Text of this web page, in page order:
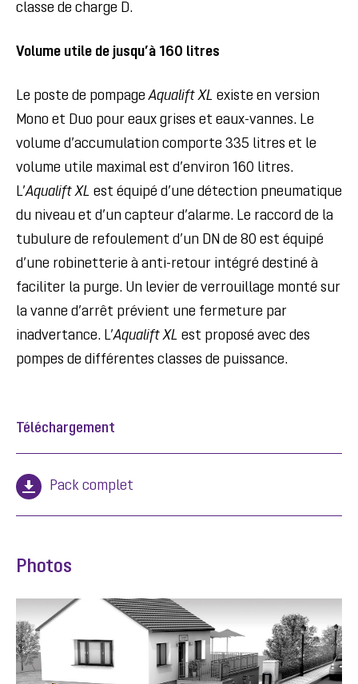
classe de charge D.
Volume utile de jusqu’à 160 litres
Le poste de pompageAqualift XL existe en version
Mono et Duo pour eaux grises et eaux-vannes. Le
volume d’accumulation comporte 335 litres et le
volume utile maximal est d’environ 160 litres.
L’Aqualift XL est équipé d’une détection pneumatique
du niveau et d’un capteur d’alarme. Le raccord de la
tubulure de refoulement d’un DN de 80 est équipé
d’une robinetterie à anti-retour intégré destiné à
faciliter la purge. Un levier de verrouillage monté sur
la vanne d’arrêt prévient une fermeture par
inadvertance. L’Aqualift XL est proposé avec des
pompes de différentes classes de puissance.
Téléchargement
Pack complet
Photos